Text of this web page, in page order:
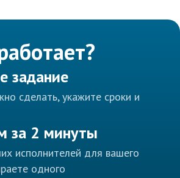
задание
сделать, укажите сроки и
за 2 минуты
исполнителей для вашего
одного